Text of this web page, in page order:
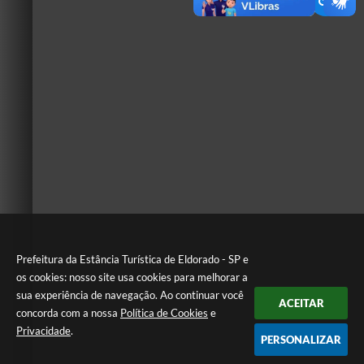
Prefeitura da Estância Turística de Eldorado - SP e
os cookies: nosso site usa cookies para melhorar a
sua experiência de navegação. Ao continuar você
concorda com a nossa Política de Cookies e
Privacidade.
ACEITAR
PERSONALIZAR